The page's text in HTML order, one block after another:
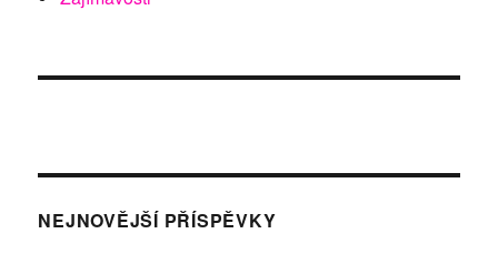
NEJNOVĚJŠÍ PŘÍSPĚVKY